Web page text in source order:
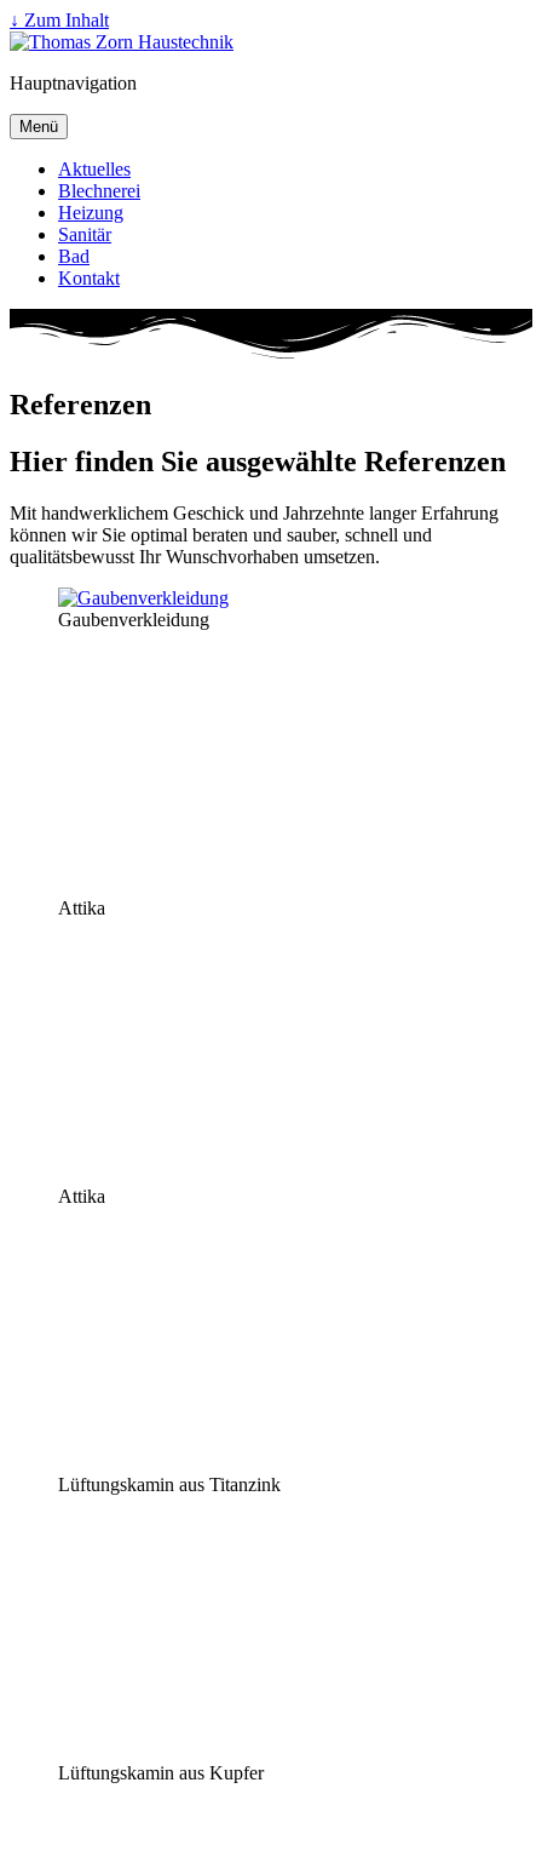
↓ Zum Inhalt
Hauptnavigation
Menü
Aktuelles
Blechnerei
Heizung
Sanitär
Bad
Kontakt
Referenzen
Hier finden Sie ausgewählte Referenzen
Mit handwerklichem Geschick und Jahrzehnte langer Erfahrung
können wir Sie optimal beraten und sauber, schnell und
qualitätsbewusst Ihr Wunschvorhaben umsetzen.
Gaubenverkleidung
Attika
Attika
Lüftungskamin aus Titanzink
Lüftungskamin aus Kupfer